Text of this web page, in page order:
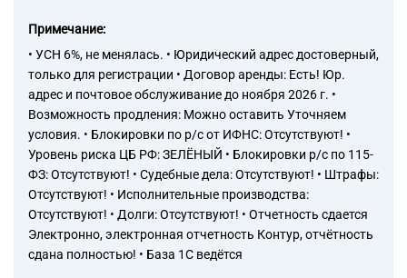
иной стоимости иных
объектов гражданских прав, в
отношении которых
законодательством
Российской Федерации
установлена возможность их
участия в гражданском
обороте
74.90.31 Предоставление
услуг по проведению оценки
уязвимости объектов
транспортной
Примечание:
• УСН 6%, не менялась. • Юридический адрес достоверный,
только для регистрации • Договор аренды: Есть! Юр.
адрес и почтовое обслуживание до ноября 2026 г. •
Возможность продления: Можно оставить Уточняем
условия. • Блокировки по р/с от ИФНС: Отсутствуют! •
Уровень риска ЦБ РФ: ЗЕЛЁНЫЙ • Блокировки р/с по 115-
ФЗ: Отсутствуют! • Судебные дела: Отсутствуют! • Штрафы:
Отсутствуют! • Исполнительные производства:
Отсутствуют! • Долги: Отсутствуют! • Отчетность сдается
Электронно, электронная отчетность Контур, отчётность
сдана полностью! • База 1С ведётся